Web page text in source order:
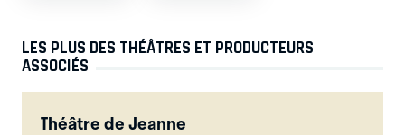
LES PLUS DES THÉÂTRES ET PRODUCTEURS
ASSOCIÉS
Théâtre de Jeanne